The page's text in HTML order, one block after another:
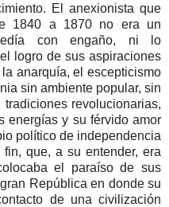
El anexionista que
1840 a 1870 no era un
con engaño, ni lo
logro de sus aspiraciones
anarquía, el escepticismo
sin ambiente popular, sin
revolucionarias,
energías y su férvido amor
político de independencia
que, a su entender, era
el paraíso de sus
República en donde su
de una civilización